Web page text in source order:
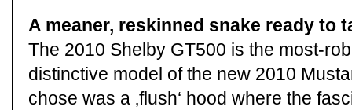
A meaner, reskinned snake ready to
The 2010 Shelby GT500 is the most-
distinctive model of the new 2010
chose was a ‚flush‘ hood where the